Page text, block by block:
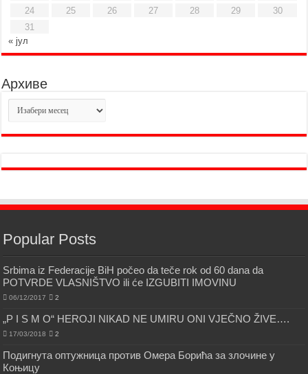
24
25 26 27 28 29
30
31
« јул
Архиве
Архиве
Popular Posts
Srbima iz Federacije BiH počeo da teče rok od 60 dana da
POTVRDE VLASNIŠTVO ili će IZGUBITI IMOVINU
06/12/2017 2
„P I S M O“ HEROJI NIKAD NE UMIRU ONI VJEČNO ŽIVE….
17/03/2018 2
Подигнута оптужница против Омера Борића за злочине у
Коњицу